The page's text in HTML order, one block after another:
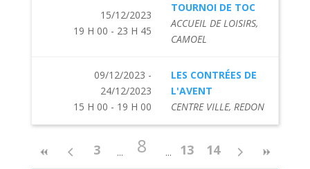
15/12/2023
19 H 00 - 23 H 45
TOURNOI DE TOC
ACCUEIL DE LOISIRS,
CAMOEL
09/12/2023 -
24/12/2023
15 H 00 - 19 H 00
LES CONTRÉES DE
L'AVENT
CENTRE VILLE, REDON
3 8 13 14